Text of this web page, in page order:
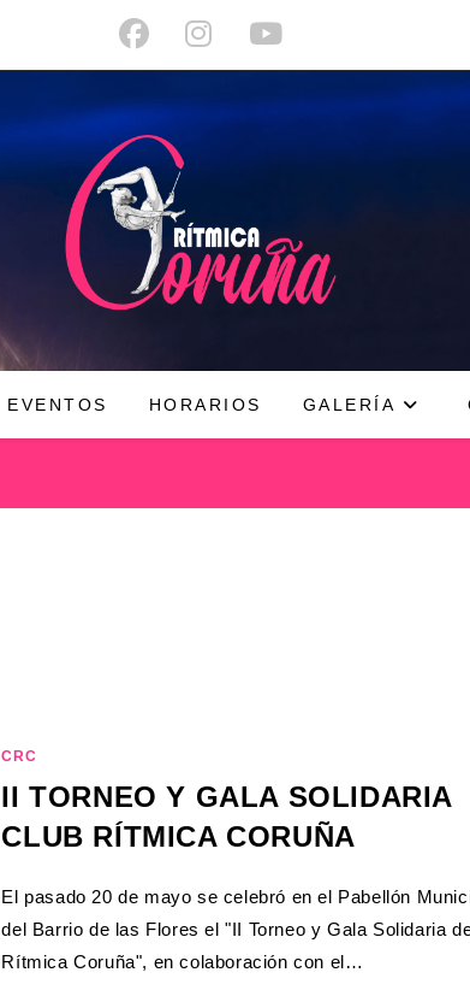
EVENTOS HORARIOS GALERÍA
CRC
II TORNEO Y GALA SOLIDARIA
CLUB RÍTMICA CORUÑA
El pasado 20 de mayo se celebró en el Pabellón
del Barrio de las Flores el "II Torneo y Gala Solidaria
Rítmica Coruña", en colaboración con el…